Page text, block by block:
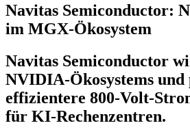
Navitas Semiconductor:
im MGX-Ökosystem
Navitas Semiconductor
NVIDIA-Ökosystems
effizientere 800-Volt-
für KI-Rechenzentren.